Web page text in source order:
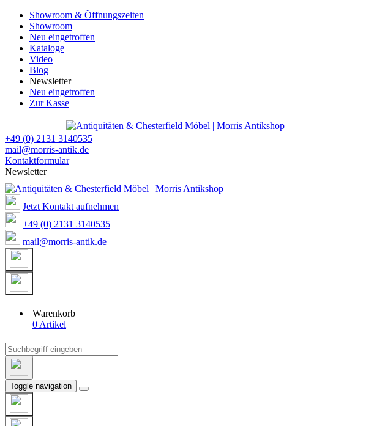
Showroom & Öffnungszeiten
Showroom
Neu eingetroffen
Kataloge
Video
Blog
Newsletter
Neu eingetroffen
Zur Kasse
+49 (0) 2131 3140535
mail@morris-antik.de
Kontaktformular
Newsletter
Jetzt Kontakt aufnehmen
+49 (0) 2131 3140535
mail@morris-antik.de
Warenkorb
0 Artikel
Toggle navigation